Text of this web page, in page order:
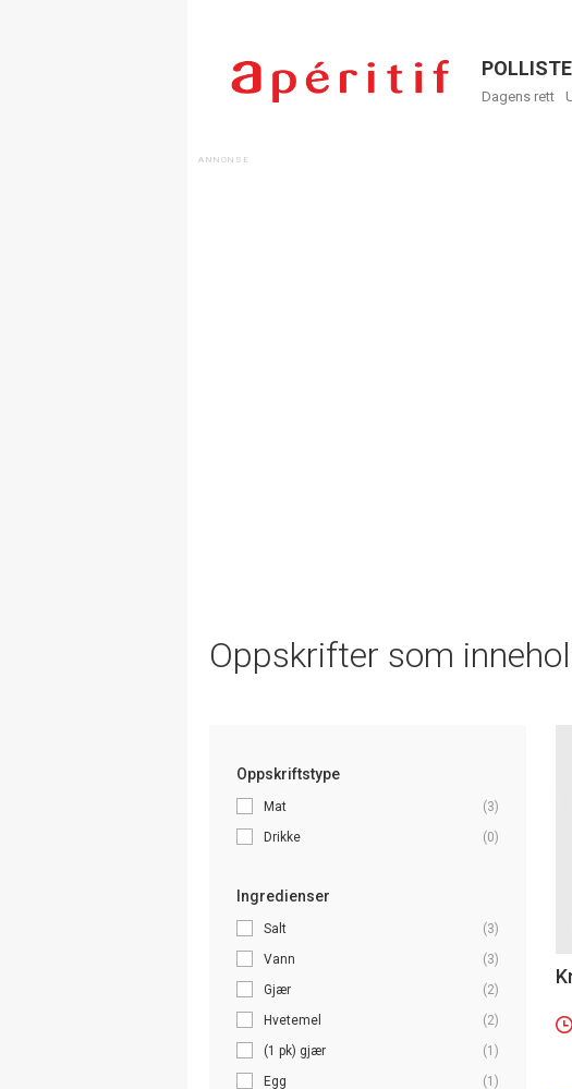
Menu
Dagens rett
Oppskrifter som
Oppskriftstype
Mat
(3)
Drikke
(0)
Ingredienser
Salt
(3)
Vann
(3)
Gjær
(2)
Hvetemel
(2)
(1 pk) gjær
(1)
Egg
(1)